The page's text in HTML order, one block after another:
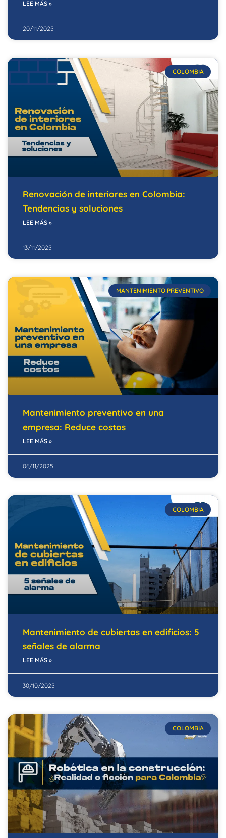
LEE MÁS »
20/11/2025
COLOMBIA
Renovación de interiores en Colombia:
Tendencias y soluciones
LEE MÁS »
13/11/2025
MANTENIMIENTO PREVENTIVO
Mantenimiento preventivo en una
empresa: Reduce costos
LEE MÁS »
06/11/2025
COLOMBIA
Mantenimiento de cubiertas en edificios: 5
señales de alarma
LEE MÁS »
30/10/2025
COLOMBIA